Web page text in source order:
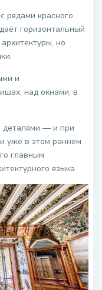
рядами красного
горизонтальный
но
и
над окнами, в
деталями — и при
уже в этом раннем
главным
языка.